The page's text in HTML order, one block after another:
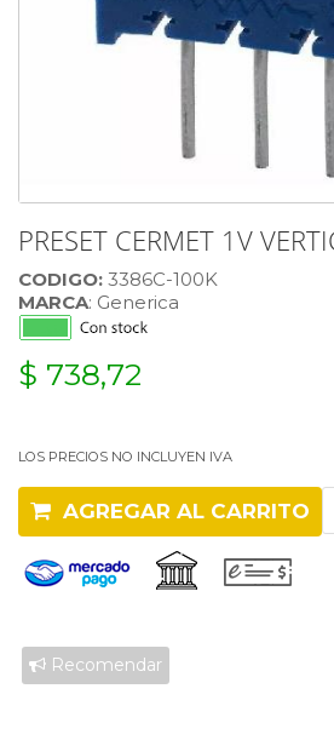
PRESET CERMET 1V
CODIGO: 3386C-100K
MARCA: Generica
$ 738,72
LOS PRECIOS NO INCLUYEN IVA
AGREGAR AL CARRITO
Recomendar